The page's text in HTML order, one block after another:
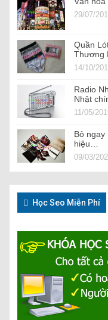
29/07/
Quần
Thương
14/10/
Radio
Nhật
11/05/
Bỏ ngay
hiệu…
09/03/
Học Seo Miễn Phí